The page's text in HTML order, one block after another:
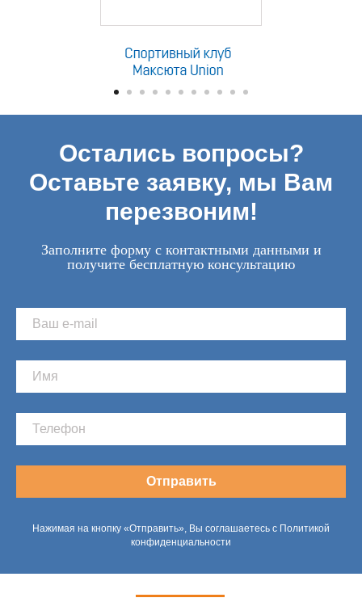
Остались вопросы?
Оставьте заявку, мы Вам
перезвоним!
Заполните форму с контактными данными и
получите бесплатную консультацию
Отправить
Нажимая на кнопку «Отправить», Вы соглашаетесь с Политикой
конфиденциальности